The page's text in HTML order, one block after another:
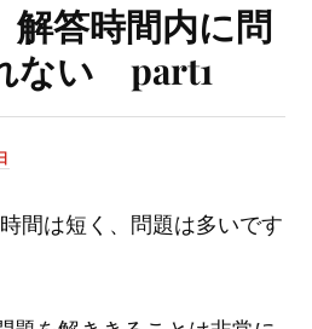
答時間内に問
ない part1
間は短く、問題は多いです